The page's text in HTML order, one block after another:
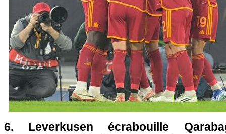
6.
Leverkusen écrabouille